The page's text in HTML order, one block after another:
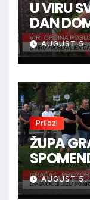
U VIRU
DAN
AUGUST
Prilozi
ŽUPA
AUGUST